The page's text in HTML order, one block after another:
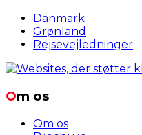
Danmark
Grønland
Rejsevejledninger
Om os
Om os